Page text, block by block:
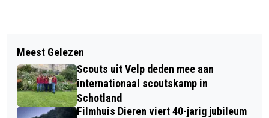
ORANJEVERENIGING “RHEDEN VOOR
ORANJE” IN VOORTBESTAAN
BEDREIGD
CHRIS VAN ZWAM PLEIT VOOR HUIS-
AAN HUIS FOLDER MET TIPS OVER
ENERGIEBESPARING
Meest Gelezen
Scouts uit Velp deden mee aan
internationaal scoutskamp in
Schotland
Filmhuis Dieren viert 40-jarig jubileum